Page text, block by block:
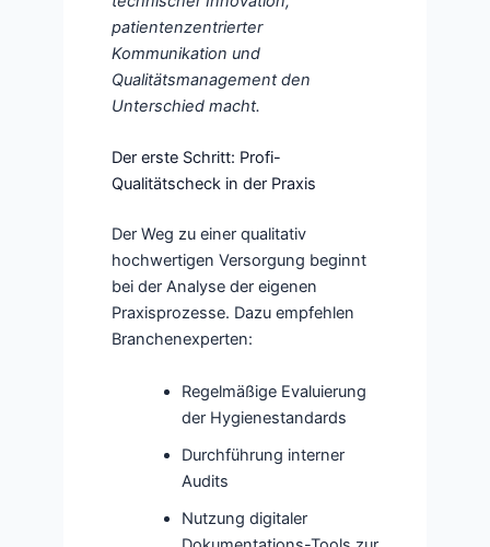
patientenzentrierter
Kommunikation und
Qualitätsmanagement den
Unterschied macht.
Der erste Schritt: Profi-
Qualitätscheck in der Praxis
Der Weg zu einer qualitativ
hochwertigen Versorgung beginnt
bei der Analyse der eigenen
Praxisprozesse. Dazu empfehlen
Branchenexperten:
Regelmäßige Evaluierung
der Hygienestandards
Durchführung interner
Audits
Nutzung digitaler